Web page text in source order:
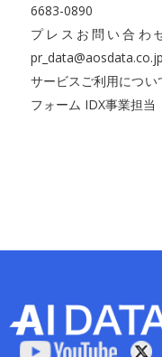
6683-0890
プレスお問い合
pr_data@aosdata.co.jp
サービスご利用につい
フォーム IDX事業担